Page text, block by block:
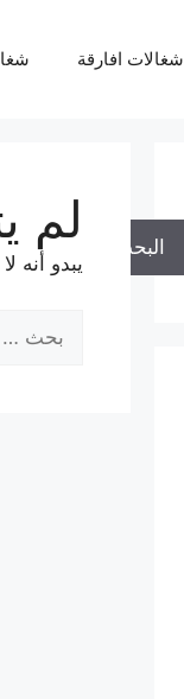
شغالات افارقة
لم
يبدو أنه
عن:
البحث